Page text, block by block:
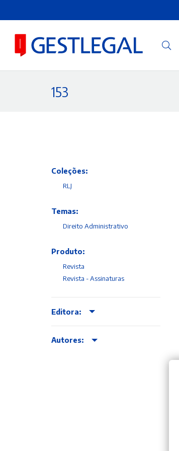
153
Coleções:
RLJ
Temas:
Direito Administrativo
Produto:
Revista
Revista - Assinaturas
Editora:
Autores: